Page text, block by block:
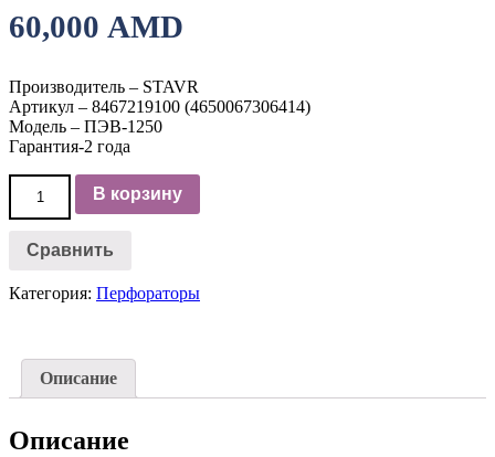
60,000 AMD
Производитель – STAVR
Артикул – 8467219100 (4650067306414)
Модель – ПЭВ-1250
Гарантия-2 года
Количество
товара
Электрический
перфоратор
STAVR
В корзину
Сравнить
Категория: Перфораторы
Описание
Описание